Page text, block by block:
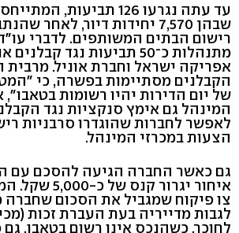
שבהן 7,570 יחידות דיור,
רישום הבתים המשותפים. לדברי
מתנהלות כ־50 תביעות נגד
אפריקה ישראל וחברת אוניל. מרבית
הקבלנים מסתיימות בפשרה, כי
של יום הדירות יהיו רשומות בטאבו",
המינהל גם אימץ סנקציות נגד
לאפשר לחברות שהוגדרו סרבניות
הצעות במכרזי המינהל.
גם כאשר החברה הגיעה להסכם עם
איחור יגרור
צו פיקוח שמגביל את הסכום
לגבות מדייריה בעת העברת זכות
לחוכר, כשהנכס אינו רשום בטאבו.